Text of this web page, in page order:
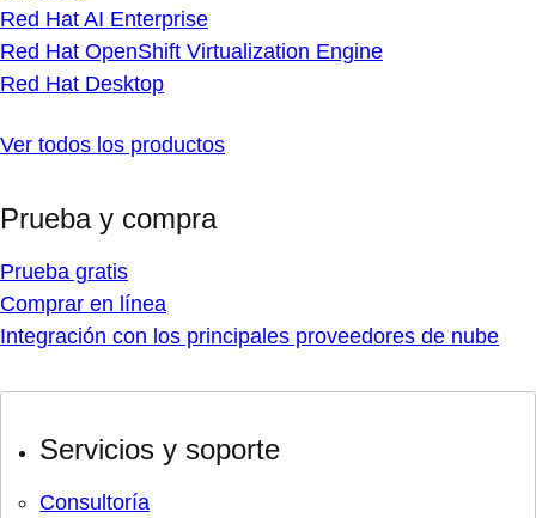
Red Hat AI Enterprise
Red Hat OpenShift Virtualization Engine
Red Hat Desktop
Ver todos los productos
Prueba y compra
Prueba gratis
Comprar en línea
Integración con los principales proveedores de nube
Servicios y soporte
Consultoría